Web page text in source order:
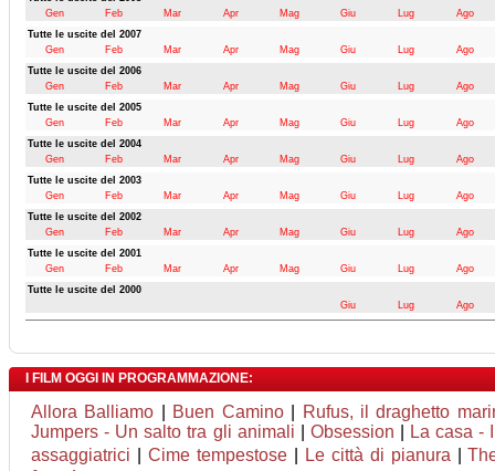
Gen
Feb Mar Apr Mag Giu Lug
Ago
Tutte le uscite del 2007
Gen
Feb Mar Apr Mag Giu Lug
Ago
Tutte le uscite del 2006
Gen
Feb Mar Apr Mag Giu Lug
Ago
Tutte le uscite del 2005
Gen
Feb Mar Apr Mag Giu Lug
Ago
Tutte le uscite del 2004
Gen
Feb Mar Apr Mag Giu Lug
Ago
Tutte le uscite del 2003
Gen
Feb Mar Apr Mag Giu Lug
Ago
Tutte le uscite del 2002
Gen
Feb Mar Apr Mag Giu Lug
Ago
Tutte le uscite del 2001
Gen
Feb Mar Apr Mag Giu Lug
Ago
Tutte le uscite del 2000
Giu
Lug Ago
I FILM OGGI IN PROGRAMMAZIONE:
Allora Balliamo Buen Camino|
Rufus, il draghetto
Jumpers - Un salto tra gli animali
Obsession
La casa -
assaggiatrici
Cime tempestose| Le città di pianura |